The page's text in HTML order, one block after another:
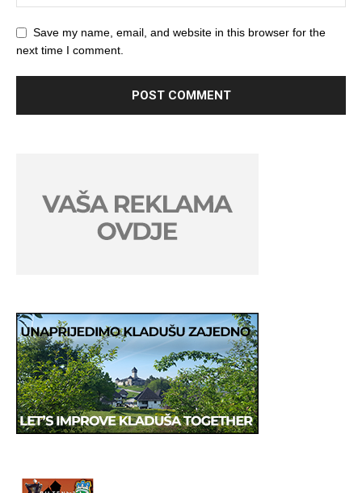
Save my name, email, and website in this browser for the
next time I comment.